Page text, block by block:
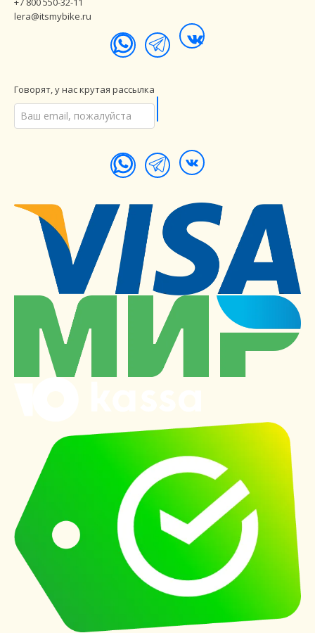
lera@itsmybike.ru
Говорят, у нас крутая рассылка